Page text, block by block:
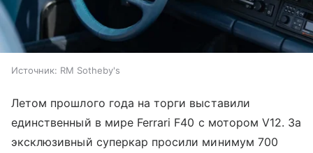
Источник: RM Sotheby's
Летом прошлого года на торги выставили
единственный в мире Ferrari F40 с мотором V12. За
эксклюзивный суперкар просили минимум 700